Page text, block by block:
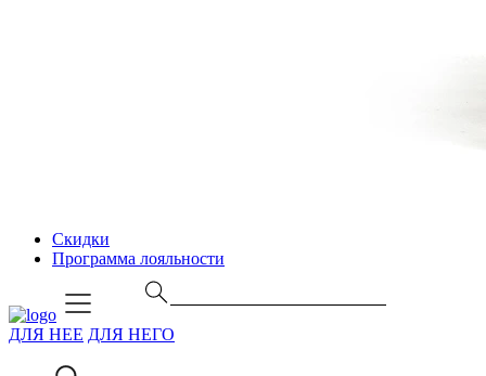
Скидки
Программа лояльности
ДЛЯ НЕЕ ДЛЯ НЕГО